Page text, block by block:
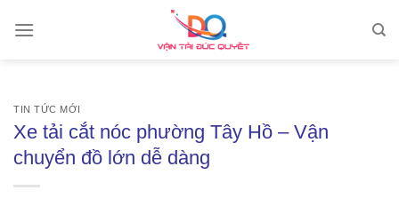
TIN TỨC MỚI
Xe tải cắt nóc phường Tây Hồ – Vận
chuyển đồ lớn dễ dàng